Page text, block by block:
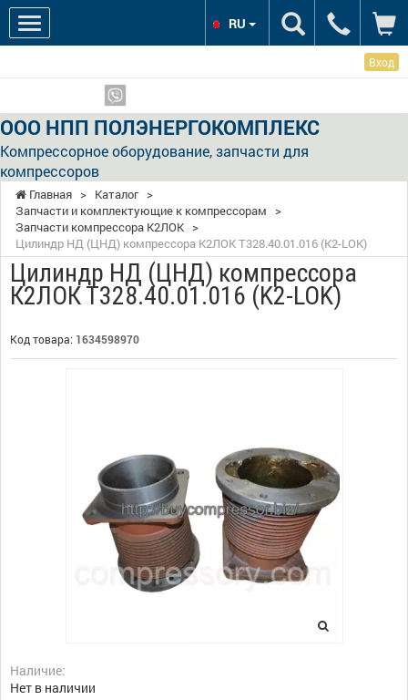
Вход
ООО НПП ПОЛЭНЕРГОКОМПЛЕКС
Компрессорное оборудование, запчасти для
компрессоров
RU
Главная > Каталог >
Запчасти и комплектующие к компрессорам
>
Запчасти компрессора К2ЛОК >
Цилиндр НД (ЦНД) компрессора К2ЛОК Т328.40.01.016 (K2-LOK)
Цилиндр НД (ЦНД) компрессора
К2ЛОК Т328.40.01.016 (K2-LOK)
Код товара: 1634598970
Наличие:
Нет в наличии